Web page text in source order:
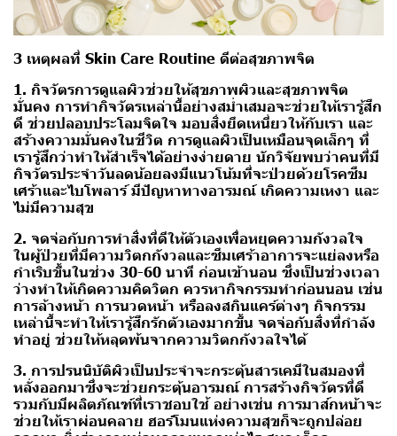
3 เหตุผลที่ Skin Care Routine ดีต่อสุขภาพจิต
1. กิจวัตรการดูแลผิวช่วยให้สุขภาพผิวและสุขภาพจิต
มั่นคง การทำกิจวัตรเหล่านี้อย่างสม่ำเสมอจะช่วยให้เรารู้สึก
ดี ช่วยปลอบประโลมจิตใจ มอบสิ่งยึดเหนี่ยวให้กับเรา และ
สร้างความมั่นคงในชีวิต การดูแลผิวเป็นเหมือนจุดเล็กๆ ที่
เรารู้สึกว่าทำให้สำเร็จได้อย่างง่ายดาย นักวิจัยพบว่าคนที่มี
กิจวัตรประจำวันลดน้อยลงมีแนวโน้มที่จะป่วยด้วยโรคซึม
เศร้าและไบโพลาร์ มีปัญหาทางอารมณ์ เกิดความเหงา และ
ไม่มีความสุข
2. จดจ่อกับการทำสิ่งที่ดีให้ตัวเองเพื่อหยุดความกังวลใจ
ในผู้ป่วยที่มีความวิตกกังวลและซึมเศร้าอาการจะแย่ลงหรือ
กำเริบขึ้นในช่วง 30-60 นาที ก่อนเข้านอน ซึ่งเป็นช่วงเวลา
ว่างทำให้เกิดความคิดวิตก ควรหากิจกรรมทำก่อนนอน เช่น
การล้างหน้า การนวดหน้า หรือลงสกินแคร์ต่างๆ กิจกรรม
เหล่านี้จะทำให้เรารู้สึกรักตัวเองมากขึ้น จดจ่อกับสิ่งที่กำลัง
ทำอยู่ ช่วยให้หลุดพ้นจากความวิตกกังวลใจได้
3. การปรนนิบัติผิวเป็นประจำจะกระตุ้นสารเคมีในสมองที่
หลั่งออกมาซึ่งจะช่วยกระตุ้นอารมณ์การสร้างกิจวัตรที่ดี
รวมกับมีผลิตภัณฑ์ที่เราชอบใช้ อย่างเช่น การมาส์กหน้าจะ
ช่วยให้เราผ่อนคลาย ฮอร์โมนแห่งความสุขก็จะถูกปล่อย